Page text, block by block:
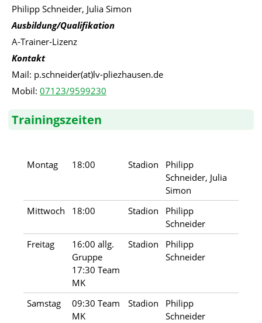
Philipp Schneider, Julia Simon
Ausbildung/Qualifikation
A-Trainer-Lizenz
Kontakt
Mail: p.schneider(at)lv-pliezhausen.de
Mobil: 07123/9599230
Trainingszeiten
Montag 18:00 Stadion
Philipp
Schneider, Julia
Simon
Mittwoch
18:00 Stadion
Philipp
Schneider
Freitag
16:00 allg.
Gruppe
17:30 Team
MK
Stadion
Philipp
Schneider
Samstag
09:30 Team
MK
Stadion
Philipp
Schneider